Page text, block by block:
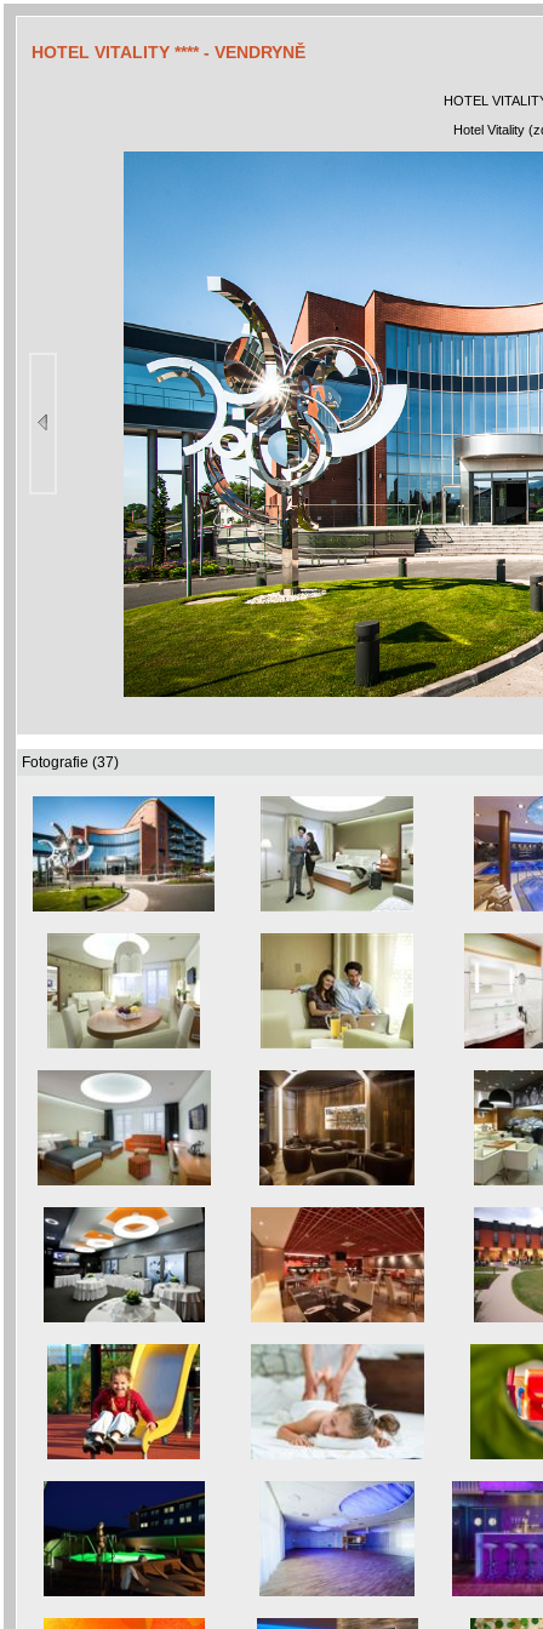
HOTEL VITALITY **** - VENDRYNĚ
HOTEL
Hotel Vitality
Fotografie (37)